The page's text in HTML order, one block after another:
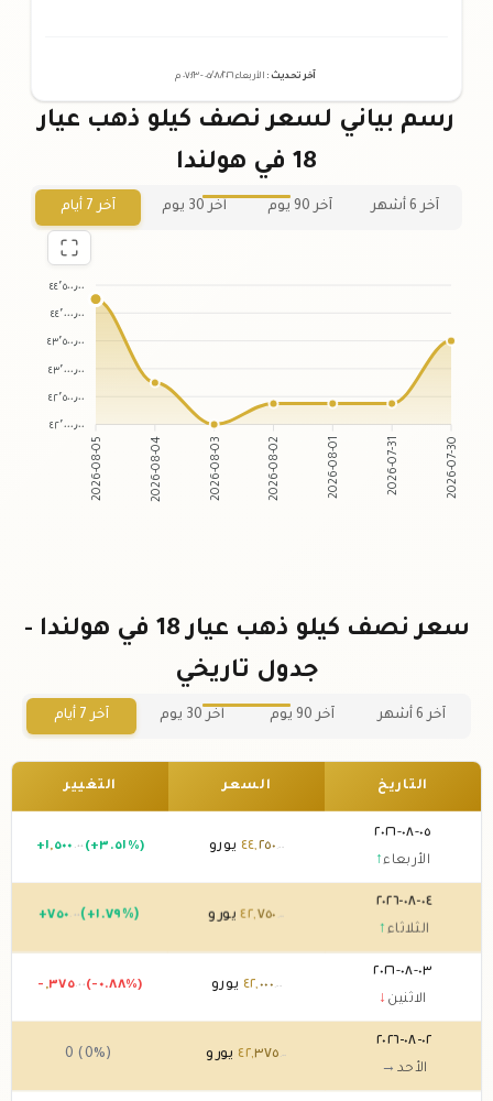
آخر تحديث : الأربعاء ٠٥ /٠٨/٢٠٢٦ - ٠٧:٢٣م
رسم بياني لسعر نصف كيلو ذهب عيار
18 في هولندا
آخر 6 أشهر آخر 90 يوم آخر 30 يوم آخر 7 أيام
٤٤٬٥٠٠٫٠٠
٤٤٬٠٠٠٫٠٠
٤٣٬٥٠٠٫٠٠
٤٣٬٠٠٠٫٠٠
٤٢٬٥٠٠٫٠٠
٤٢٬٠٠٠٫٠٠
2026-08-05 2026-08-04 2026-08-03 2026-08-02 2026-08-01 2026-07-31 2026-07-30
سعر نصف كيلو ذهب عيار 18 في هولندا -
جدول تاريخي
آخر 6 أشهر آخر 90 يوم آخر 30 يوم آخر 7 أيام
التاريخ السعر التغيير
٠٥-٠٨-٢٠٢٦
الأربعاء↑
٤٤,٢٥٠ .٠٠ يورو +١,٥٠٠ .٠٠ (+٣.٥١%)
٠٤-٠٨-٢٠٢٦
الثلاثاء ↑
٤٢,٧٥٠ يورو +٧٥٠ .٠٠ (+١.٧٩%)
٠٣-٠٨-٢٠٢٦
الاثنين ↓
٤٢,٠٠٠ .٠٠ يورو - ,٣٧٥ .٠٠ (-٠.٨٨%)
٠٢-٠٨-٢٠٢٦
الأحد →
٤٢,٣٧٥ .٠٠ يورو 0 (0%)